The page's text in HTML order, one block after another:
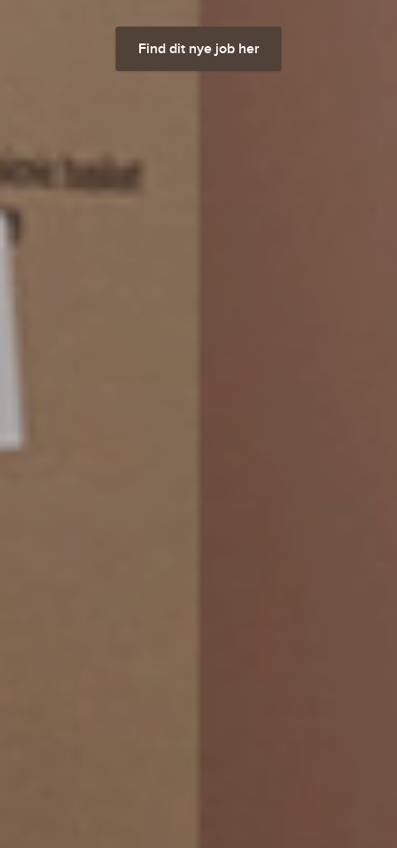
Find dit nye job her